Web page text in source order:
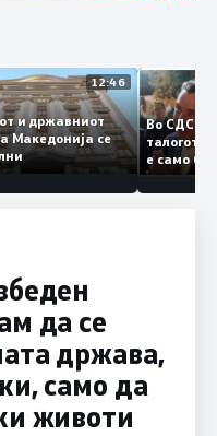
12:46
и државниот
на Македонија се
Во
е само
копија
Заев
да се
држава,
само да
животи